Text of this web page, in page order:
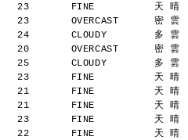
23       FINE          天 晴
23       OVERCAST      密 雲
24       CLOUDY        多 雲
OVERCAST      密 雲
CLOUDY        多 雲
23       FINE          天 晴
21       FINE          天 晴
21       FINE          天 晴
23       FINE          天 晴
22       FINE          天 晴